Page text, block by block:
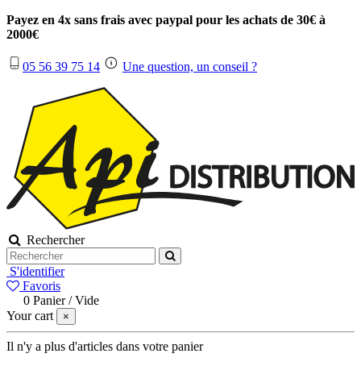
Payez en 4x sans frais avec paypal pour les achats de 30€ à
2000€
05 56 39 75 14 Une question, un conseil ?
Rechercher
S'identifier
Favoris
0 Panier /Vide
Your cart
×
Il n'y a plus d'articles dans votre panier